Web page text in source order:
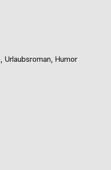
Urlaubsroman, Humor